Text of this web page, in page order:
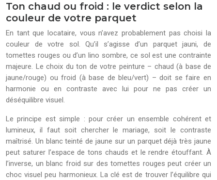
Ton chaud ou froid : le verdict selon la
couleur de votre parquet
En tant que locataire, vous n’avez probablement pas choisi la
couleur de votre sol. Qu’il s’agisse d’un parquet jauni, de
tomettes rouges ou d’un lino sombre, ce sol est une contrainte
majeure. Le choix du ton de votre peinture – chaud (à base de
jaune/rouge) ou froid (à base de bleu/vert) – doit se faire en
harmonie ou en contraste avec lui pour ne pas créer un
déséquilibre visuel.
Le principe est simple : pour créer un ensemble cohérent et
lumineux, il faut soit chercher le mariage, soit le contraste
maîtrisé. Un blanc teinté de jaune sur un parquet déjà très jaune
peut saturer l’espace de tons chauds et le rendre étouffant. À
l’inverse, un blanc froid sur des tomettes rouges peut créer un
choc visuel peu harmonieux. La clé est de trouver l’équilibre qui